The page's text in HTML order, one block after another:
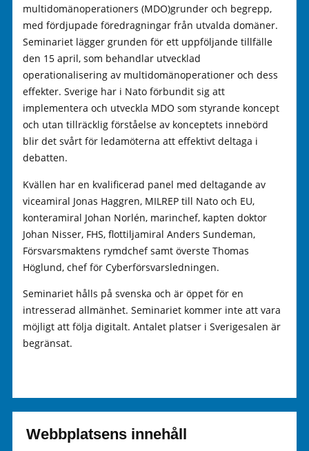
multidomänoperationers (MDO)grunder och begrepp,
med fördjupade föredragningar från utvalda domäner.
Seminariet lägger grunden för ett uppföljande tillfälle
den 15 april, som behandlar utvecklad
operationalisering av multidomänoperationer och dess
effekter. Sverige har i Nato förbundit sig att
implementera och utveckla MDO som styrande koncept
och utan tillräcklig förståelse av konceptets innebörd
blir det svårt för ledamöterna att effektivt deltaga i
debatten.
Kvällen har en kvalificerad panel med deltagande av
viceamiral Jonas Haggren, MILREP till Nato och EU,
konteramiral Johan Norlén, marinchef, kapten doktor
Johan Nisser, FHS, flottiljamiral Anders Sundeman,
Försvarsmaktens rymdchef samt överste Thomas
Höglund, chef för Cyberförsvarsledningen.
Seminariet hålls på svenska och är öppet för en
intresserad allmänhet. Seminariet kommer inte att vara
möjligt att följa digitalt. Antalet platser i Sverigesalen är
begränsat.
Webbplatsens innehåll